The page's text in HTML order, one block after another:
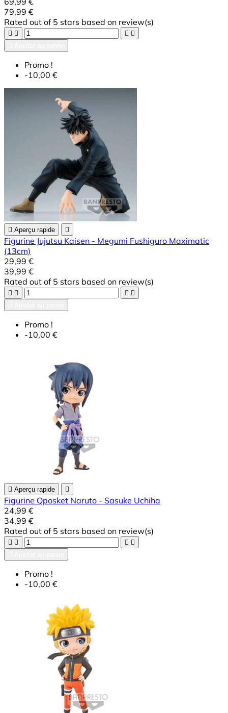
79,99 €
Rated out of 5 stars based on review(s)
   
Promo !
-10,00 €
 Aperçu rapide 
Figurine Jujutsu Kaisen - Megumi Fushiguro Maximatic
(13cm)
29,99 €
39,99 €
Rated out of 5 stars based on review(s)
   
Promo !
-10,00 €
 Aperçu rapide 
Figurine Qposket Naruto - Sasuke Uchiha
24,99 €
34,99 €
Rated out of 5 stars based on review(s)
   
Promo !
-10,00 €